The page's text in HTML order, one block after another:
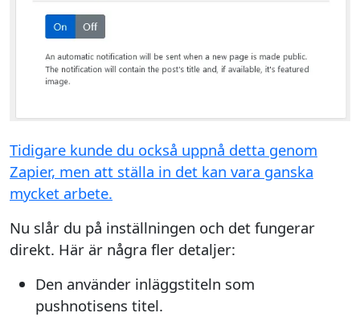
Tidigare kunde du också uppnå detta genom
Zapier, men att ställa in det kan vara ganska
mycket arbete.
Nu slår du på inställningen och det fungerar
direkt. Här är några fler detaljer:
Den använder inläggstiteln som
pushnotisens titel.